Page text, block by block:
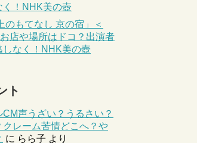
く！NHK美の壺
のもてなし 京の宿」＜
店や場所はドコ？出演者
しなく！NHK美の壺
ト
声うざい？うるさい？
クレーム苦情どこへ？や
に らら子 より